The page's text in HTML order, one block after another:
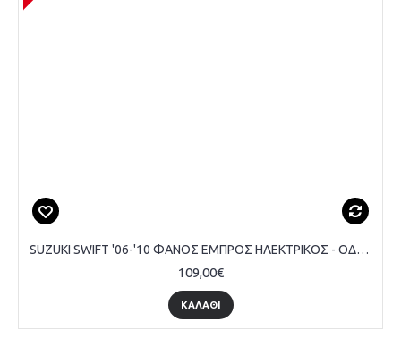
SUZUKI SWIFT '06-'10 ΦΑΝΟΣ ΕΜΠΡΟΣ ΗΛΕΚΤΡΙΚΟΣ - ΟΔΗΓΟΥ
109,00€
ΚΑΛΆΘΙ